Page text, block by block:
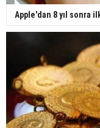
Apple'dan 8 yıl sonra